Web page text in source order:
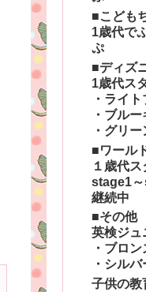
■こども
1歳代で
ぷ
■ディズ
1歳代ス
・ライ
・ブル
・グリ
■ワール
１歳代ス
stage1
継続中
■その他
英検ジ
・ブロ
・シル
子供の教